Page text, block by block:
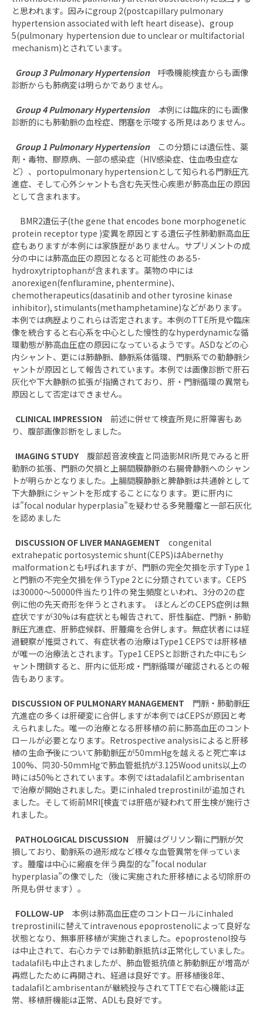
と思われます。因みにgroup 2(postcapillary pulmonary
hypertension associated with left heart disease)、group
5(pulmonary hypertension due to unclear or multifactorial
mechanism)とされています。
Group 3 Pulmonary Hypertension
呼吸機能検査からも画像
診断からも肺病変は明らかでありません。
Group 4 Pulmonary Hypertension本例には臨床的にも画像
診断的にも肺動脈の血栓症、閉塞を示唆する所見はありません。
Group 1 Pulmonary Hypertension
この分類には遺伝性、薬
剤・毒物、膠原病、一部の感染症（HIV感染症、住血吸虫症な
ど）、portopulmonary hypertensionとして知られる門脈圧亢
進症、そして心外シャントも含む先天性心疾患が肺高血圧の原因
として含まれます。
BMR2遺伝子(the gene that encodes bone morphogenetic
protein receptor type )変異を原因とする遺伝子性肺動脈高血圧
症もありますが本例には家族歴がありません。サプリメントの成
分の中には肺高血圧の原因となると可能性のある5-
hydroxytriptophanが含まれます。薬物の中には
anorexigen(fenfluramine, phentermine)、
chemotherapeutics(dasatinib and other tyrosine kinase
inhibitor), stimulants(methamphetamine)などがあります。
本例では病歴よりこれらは否定されます。本例のTTE所見や臨床
像を統合すると右心系を中心とした慢性的なhyperdynamicな循
環動態が肺高血圧症の原因になっているようです。ASDなどの心
内シャント、更には肺静脈、静脈系体循環、門脈系での動静脈シ
ャントが原因として報告されています。本例では画像診断で肝石
灰化や下大静脈の拡張が指摘されており、肝・門脈循環の異常も
原因として否定はできません。
CLINICAL IMPRESSION 前述に併せて検査所見に肝障害もあ
り、腹部画像診断をしました。
IMAGING STUDY 腹部超音波検査と同造影MRI所見でみると肝
動脈の拡張、門脈の欠損と上腸間膜静脈の右腸骨静脈へのシャン
トが明らかとなりました。上腸間膜静脈と脾静脈は共通幹として
下大静脈にシャントを形成することになります。更に肝内に
は”focal nodular hyperplasia”を疑わせる多発腫瘤と一部石灰化
を認めました
DISCUSSION OF LIVER MANAGEMENT congenital
extrahepatic portosystemic shunt(CEPS)はAbernethy
malformationとも呼ばれますが、門脈の完全欠損を示すType 1
と門脈の不完全欠損を伴うType 2とに分類されています。CEPS
は30000～50000件当たり1件の発生頻度といわれ、3分の2の症
例に他の先天奇形を伴うとされます。 ほとんどのCEPS症例は無
症状ですが30%は有症状とも報告されて、肝性脳症、門脈・肺動
脈圧亢進症、肝肺症候群、肝腫瘍を合併します。無症状者には経
過観察が推奨されて、有症状者の治療はType1 CEPSでは肝移植
が唯一の治療法とされます。Type1 CEPSと診断された中にもシ
ャント閉鎖すると、肝内に低形成・門脈循環が確認されるとの報
告もあります。
DISCUSSION OF PULMONARY MANAGEMENT 門脈・肺動脈圧
亢進症の多くは肝硬変に合併しますが本例ではCEPSが原因と考
えられました。唯一の治療となる肝移植の前に肺高血圧のコント
ロールが必要となります。Retrospective analysisによると肝移
植の生命予後について肺動脈圧が50mmHgを越えると死亡率は
100%、同30-50mmHgで肺血管抵抗が3.125Wood units以上の
時には50%とされています。本例ではtadalafilとambrisentan
で治療が開始されました。更にinhaled treprostinilが追加され
ました。そして術前MRI[検査では肝癌が疑われて肝生検が施行さ
れました。
PATHOLOGICAL DISCUSSION 肝臓はグリソン鞘に門脈が欠
損しており、動脈系の過形成など様々な血管異常を伴っていま
す。腫瘤は中心に瘢痕を伴う典型的な”focal nodular
hyperplasia”の像でした（後に実施された肝移植による切除肝の
所見も併せます）。
FOLLOW-UP 本例は肺高血圧症のコントロールにinhaled
treprostinilに替えてintravenous epoprostenolによって良好な
状態となり、無事肝移植が実施されました。epoprostenol投与
は中止されて、右心カテでは肺動脈抵抗は正常化していました。
tadalafilも中止されましたが、肺血管抵抗値と肺動脈圧が増高が
再燃したために再開され、経過は良好です。肝移植後8年、
tadalafilとambrisentanが継続投与されてTTEで右心機能は正
常、移植肝機能は正常、ADLも良好です。